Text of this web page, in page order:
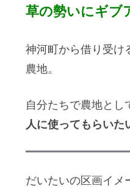
草の勢いにギブ
神河町から借り受け
農地。
自分たちで農地とし
人に使ってもらいた
だいたいの区画イメ